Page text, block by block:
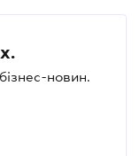
новин.